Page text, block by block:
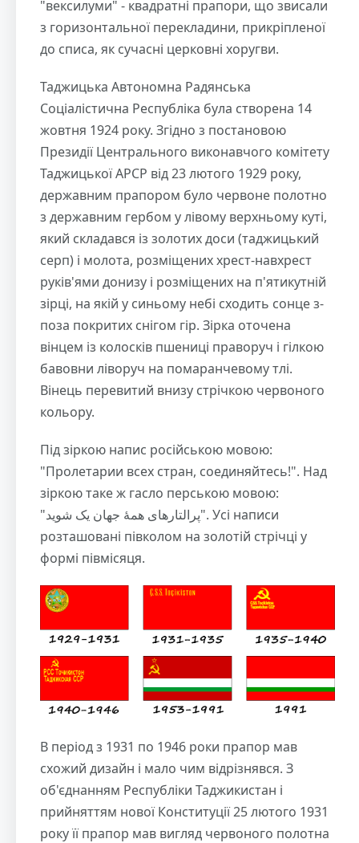
"вексилуми" - квадратні прапори, що звисали
з горизонтальної перекладини, прикріпленої
до списа, як сучасні церковні хоругви.
Таджицька Автономна Радянська
Соціалістична Республіка була створена 14
жовтня 1924 року. Згідно з постановою
Президії Центрального виконавчого комітету
Таджицької АРСР від 23 лютого 1929 року,
державним прапором було червоне полотно
з державним гербом у лівому верхньому куті,
який складався із золотих доси (таджицький
серп) і молота, розміщених хрест-навхрест
руків'ями донизу і розміщених на п'ятикутній
зірці, на якій у синьому небі сходить сонце з-
поза покритих снігом гір. Зірка оточена
вінцем із колосків пшениці праворуч і гілкою
бавовни ліворуч на помаранчевому тлі.
Вінець перевитий внизу стрічкою червоного
кольору.
Під зіркою напис російською мовою:
"Пролетарии всех стран, соединяйтесь!". Над
зіркою таке ж гасло перською мовою:
"پرالتارهای همۀ جهان یک شوید". Усі написи
розташовані півколом на золотій стрічці у
формі півмісяця.
В період з 1931 по 1946 роки прапор мав
схожий дизайн і мало чим відрізнявся. З
об'єднанням Республіки Таджикистан і
прийняттям нової Конституції 25 лютого 1931
року її прапор мав вигляд червоного полотна